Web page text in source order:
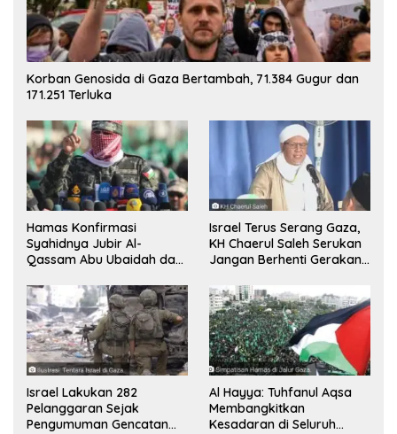
Korban Genosida di Gaza Bertambah, 71.384 Gugur dan
171.251 Terluka
Hamas Konfirmasi
Syahidnya Jubir Al-
Qassam Abu Ubaidah dan
Sinwar
Israel Terus Serang Gaza,
KH Chaerul Saleh Serukan
Jangan Berhenti Gerakan
Israel Lakukan 282
Pelanggaran Sejak
Pengumuman Gencatan
Al Hayya: Tuhfanul Aqsa
Membangkitkan
Kesadaran di Seluruh